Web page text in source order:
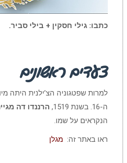
כתבו: גילי חסקין + בילי סביר.
צעדים ראשונים
למרות שפטגוניה הצ’ילנית היתה
ה-16. בשנת 1519,
הרננדו דה
הנקראים על שמו.
ראו באתר זה: מגלן